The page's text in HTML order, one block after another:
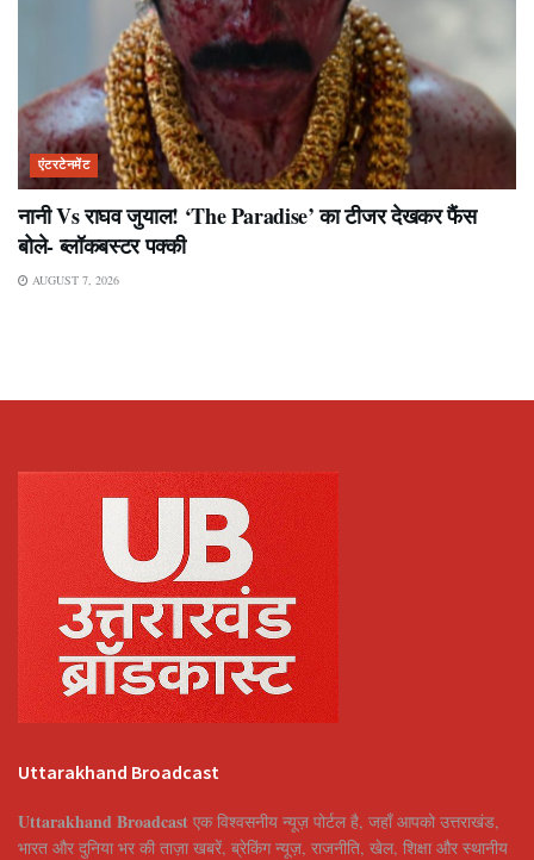
एंटरटेनमेंट
नानी Vs राघव जुयाल! ‘The Paradise’ का टीजर देखकर फैंस
बोले- ब्लॉकबस्टर पक्की
AUGUST 7, 2026
Uttarakhand Broadcast
Uttarakhand Broadcast एक विश्वसनीय न्यूज़ पोर्टल है, जहाँ आपको उत्तराखंड,
भारत और दुनिया भर की ताज़ा खबरें, ब्रेकिंग न्यूज़, राजनीति, खेल, शिक्षा और स्थानीय